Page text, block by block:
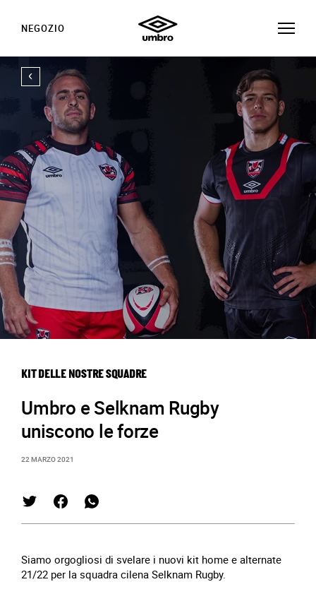
NEGOZIO
KIT DELLE NOSTRE SQUADRE
Umbro e Selknam Rugby
uniscono le forze
22 MARZO 2021
Siamo orgogliosi di svelare i nuovi kit home e alternate
21/22 per la squadra cilena Selknam Rugby.